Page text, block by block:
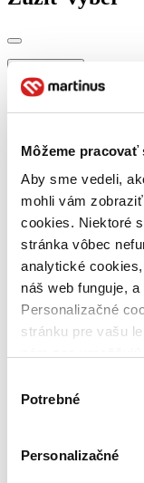
Môžeme
Aby sme vedeli,
mohli vám
cookies. Niektoré
stránka vôbec
analytické
náš web funguje,
Personalizačné
stránku pre vašu
nám pomohlo,
súhlasu
Potrebné
Personalizačné
novinky (0
na
predpredaj (0
pripravujeme
dostupná
vypredaných)
Nové / čítané
nová (0 titulov)
čítaná (0
čítaná -
čítaná -
Zoradiť